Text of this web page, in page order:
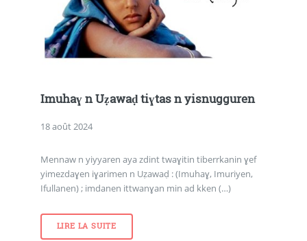
Imuhaɣ n Uẓawaḍ tiɣtas n yisnugguren
18 août 2024
Mennaw n yiyyaren aya zdint twaɣitin tiberrkanin ɣef
yimezdaɣen iɣarimen n Uẓawaḍ : (Imuhaɣ, Imuriyen,
Ifullanen) ; imdanen ittwanɣan min ad kken (…)
LIRE LA SUITE